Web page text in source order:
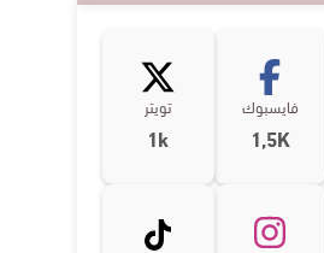
فايسبوك
1,5K
تويتر
1k